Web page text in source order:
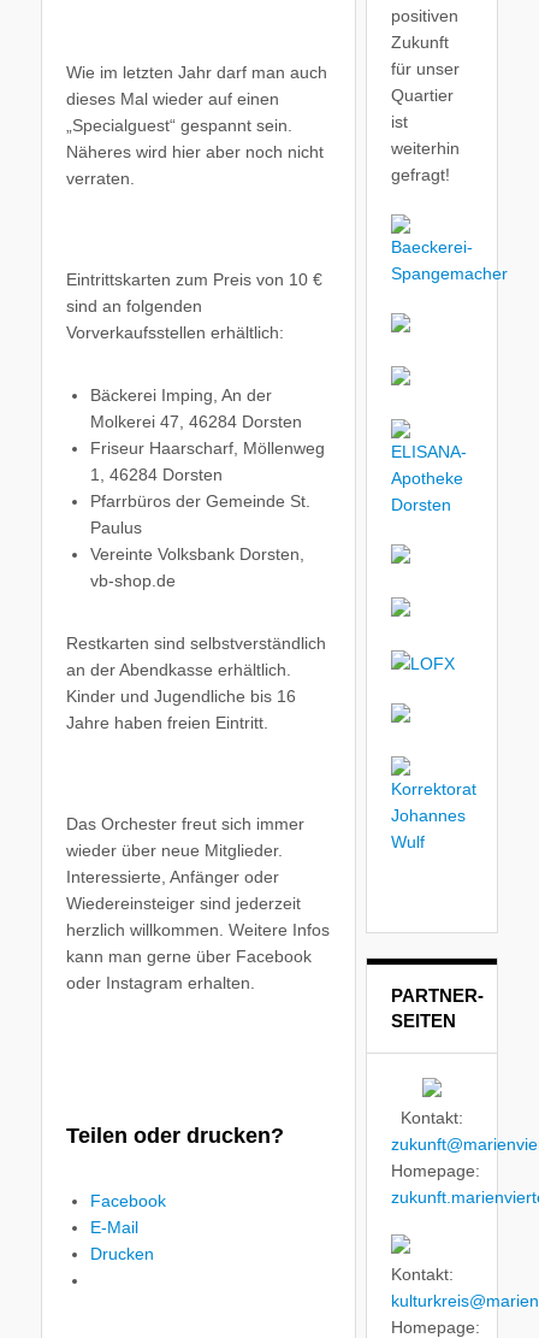
Wie im letzten Jahr darf man auch
dieses Mal wieder auf einen
„Specialguest“ gespannt sein.
Näheres wird hier aber noch nicht
verraten.
Eintrittskarten zum Preis von 10 €
sind an folgenden
Vorverkaufsstellen erhältlich:
Bäckerei Imping, An der
Molkerei 47, 46284 Dorsten
Friseur Haarscharf, Möllenweg
1, 46284 Dorsten
Pfarrbüros der Gemeinde St.
Paulus
Vereinte Volksbank Dorsten,
vb-shop.de
Restkarten sind selbstverständlich
an der Abendkasse erhältlich.
Kinder und Jugendliche bis 16
Jahre haben freien Eintritt.
Das Orchester freut sich immer
wieder über neue Mitglieder.
Interessierte, Anfänger oder
Wiedereinsteiger sind jederzeit
herzlich willkommen. Weitere Infos
kann man gerne über Facebook
oder Instagram erhalten.
Teilen oder drucken?
Facebook
E-Mail
Drucken
positiven
Zukunft
für unser
Quartier
ist
weiterhin
gefragt!
PARTNER-
SEITEN
Kontakt:
Homepage:
Kontakt:
Homepage: